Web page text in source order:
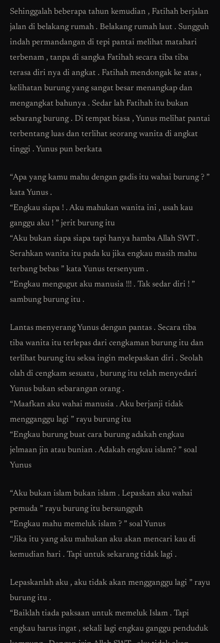
Sehinggalah beberapa tahun kemudian , Fatihah berjalan
jalan di belakang rumah . Belakang rumah laut . Sungguh
indah permandangan di tepi pantai melihat matahari
terbenam , tanpa di sangka Fatihah secara tiba tiba
terasa diri nya di angkat . Fatihah mendongak ke atas ,
kelihatan burung yang sangat besar menangkap dan
mengangkat bahunya . Sedar lah Fatihah itu bukan
sebarang burung . Di tempat biasa , Yunus melihat pantai
terbentang luas dan terlihat seorang wanita di angkat
tinggi . Yunus pun berkata
“Apa yang kamu mahu dengan gadis itu wahai burung ? ”
kata Yunus .
“Engkau siapa ! . Aku mahukan wanita ini , usah kau
ganggu aku ! ” jerit burung itu
“Aku bukan siapa siapa tapi hanya hamba Allah SWT .
Serahkan wanita itu pada ku jika engkau masih mahu
terbang bebas ” kata Yunus tersenyum .
“Engkau mengugut aku manusia !!! . Tak sedar diri ! ”
sambung burung itu .
Lantas menyerang Yunus dengan pantas . Secara tiba
tiba wanita itu terlepas dari cengkaman burung itu dan
terlihat burung itu seksa ingin melepaskan diri . Seolah
olah di cengkam sesuatu , burung itu telah menyedari
Yunus bukan sebarangan orang .
“Maafkan aku wahai manusia . Aku berjanji tidak
mengganggu lagi ” rayu burung itu
“Engkau burung buat cara burung adakah engkau
jelmaan jin atau bunian . Adakah engkau islam? ” soal
Yunus
“Aku bukan islam bukan islam . Lepaskan aku wahai
pemuda ” rayu burung itu bersungguh
“Engkau mahu memeluk islam ? ” soal Yunus
“Jika itu yang aku mahukan aku akan mencari kau di
kemudian hari . Tapi untuk sekarang tidak lagi .
Lepaskanlah aku , aku tidak akan mengganggu lagi ” rayu
burung itu .
“Baiklah tiada paksaan untuk memeluk Islam . Tapi
engkau harus ingat , sekali lagi engkau ganggu penduduk